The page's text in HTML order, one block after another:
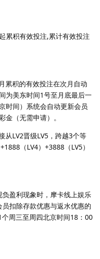
累积有效投注,累计有效投注
累积的有效投注在次月自动
为美东时间1号至月底最后一
时间）系统会自动更新会员
金（无需申请）。
LV2晋级LV5，跨越3个等
（LV4）+3888（LV5）
盈利现象时，摩卡线上娱乐
扣除存款优惠与返水优惠的
周三至周四北京时间18：00